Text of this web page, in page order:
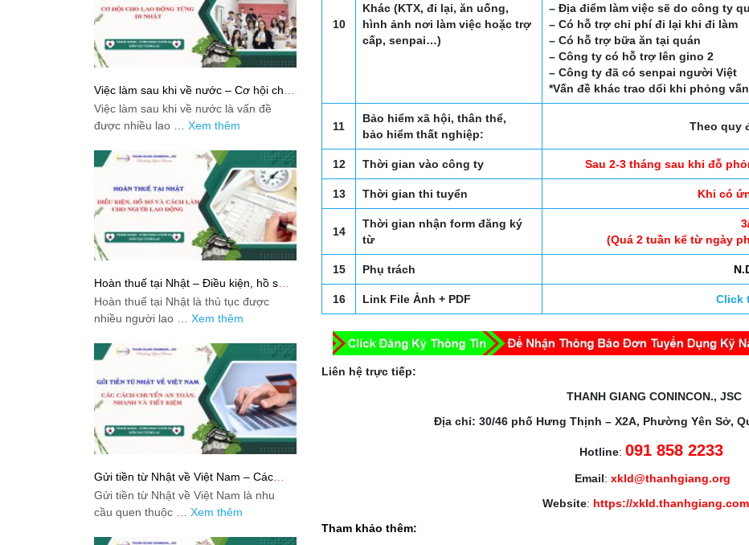
10
Khác (KTX, đi lại, ăn uống,
hình ảnh nơi làm việc hoặc trợ
cấp, senpai…)
– Địa điểm làm việc sẽ do công ty
– Có hỗ trợ chi phí đi lại khi đi làm
– Có hỗ trợ bữa ăn tại quán
– Công ty có hỗ trợ lên gino 2
– Công ty đã có senpai người Việt
*Vấn đề khác trao dổi khi phỏng vấn
11
Bảo hiểm xã hội, thân thể,
bảo hiểm thất nghiệp:
Theo quy
12 Thời gian vào công ty Sau 2-3 tháng sau khi đỗ
13 Thời gian thi tuyển Khi có
14
Thời gian nhận form đăng ký
từ
(Quá 2 tuần kể từ ngày
15 Phụ trách
16 Link File Ảnh + PDF Click
Liên hệ trực tiếp:
THANH GIANG CONINCON., JSC
Địa chỉ: 30/46 phố Hưng Thịnh – X2A, Phường Yên Sở,
Hotline:091 858 2233
Email: xkld@thanhgiang.org
Website: https://
Tham khảo thêm:
Việc làm sau khi về nước – Cơ hội cho
lao động từng đi Nhật
Việc làm sau khi về nước là vấn đề
được nhiều lao … Xem thêm
Hoàn thuế tại Nhật – Điều kiện, hồ sơ
và cách làm cho người lao động
Hoàn thuế tại Nhật là thủ tục được
nhiều người lao … Xem thêm
Gửi tiền từ Nhật về Việt Nam – Các
cách chuyển an toàn, nhanh và tiết
kiệm
Gửi tiền từ Nhật về Việt Nam là nhu
cầu quen thuộc … Xem thêm